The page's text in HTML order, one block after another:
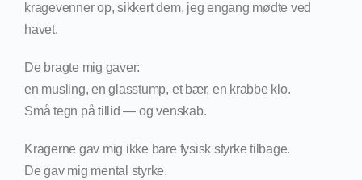
kragevenner op, sikkert dem, jeg engang mødte ved
havet.
De bragte mig gaver:
en musling, en glasstump, et bær, en krabbe klo.
Små tegn på tillid — og venskab.
Kragerne gav mig ikke bare fysisk styrke tilbage.
De gav mig mental styrke.